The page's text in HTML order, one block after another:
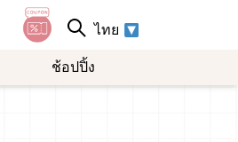
ไทย
ช้อปปิ้ง